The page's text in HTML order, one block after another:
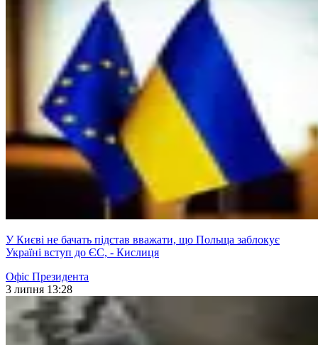
У Києві не бачать підстав вважати, що Польща заблокує
Україні вступ до ЄС, - Кислиця
Офіс Президента
3 липня 13:28